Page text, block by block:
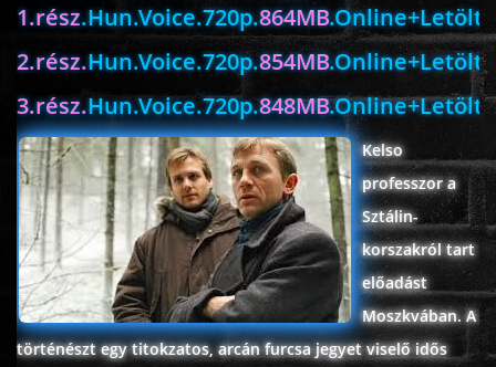
THRILLER
KRIMI
DRÁMA
ROMANTIKUS
HÁBORÚS
1.rész.Hun.Voice.720p.864MB
2.rész.Hun.Voice.720p.854MB
3.rész.Hun.Voice.720p.848MB
Kelso
professzor a
Sztálin-
korszakról tart
előadást
Moszkvában. A
történészt egy titokzatos, arcán furcsa jegyet viselő idős